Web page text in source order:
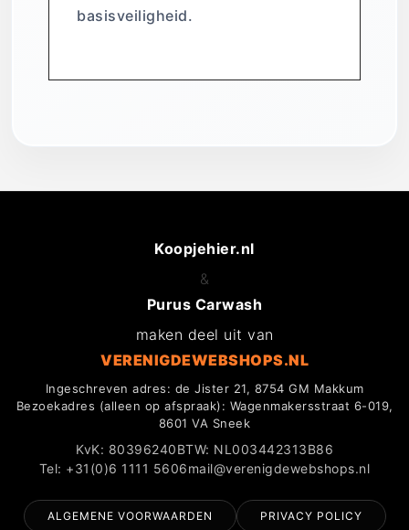
basisveiligheid.
Koopjehier.nl
&
Purus Carwash
maken deel uit van
VERENIGDEWEBSHOPS.NL
Ingeschreven adres: de Jister 21, 8754 GM Makkum
Bezoekadres (alleen op afspraak): Wagenmakersstraat 6-019,
8601 VA Sneek
KvK: 80396240BTW: NL003442313B86
Tel: +31(0)6 1111 5606mail@verenigdewebshops.nl
ALGEMENE VOORWAARDEN PRIVACY POLICY